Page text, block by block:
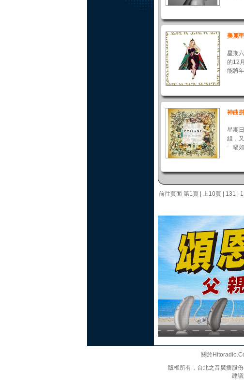
美麗
星期
的12
能將
神曲
星期
組，
一幅
前往頁面 第1頁 上10頁 131
關於
版權所有，台北之音廣播股
建